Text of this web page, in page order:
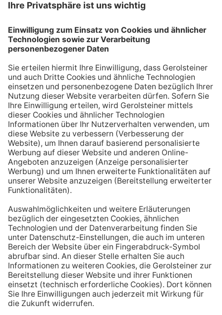
etwas Wasser dabei zu haben. Kleine PET-Flaschen mit
hinnehmen.
Tipp #2: Trinke direkt nach dem Aufstehen
Über Nacht verliert dein Körper Flüssigkeit. Um gut in
den Tag zu starten, solltest du deshalb direkt nach dem
Aufstehen ein großes Glas Wasser trinken. Stelle dir
zum Beispiel eine Flasche Mineralwasser direkt ans
Bett, damit du dieses kleine Morgenritual sofort
durchführen kannst.
Tipp #3: Vor und während jeder Mahlzeit
ein Glas Wasser trinken
Dadurch verknüpfst du das Trinken mit einem Ereignis.
einer Mahlzeit trinken, unterstützt du außerdem die
Produktion von Verdauungssäften. Zusätzlich fördert
das Trinken während des Essens das Sättigungsgefühl.
Tipp #4: Peppe dein Wasser auf
Wenn dir der Geschmack von purem Mineralwasser
nicht reichen sollte, dann kannst du deine Getränke mit
einfachen Mitteln verfeinern. Mische dir einfach